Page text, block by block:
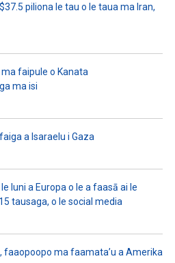
piliona le tau o le taua ma Iran,
faipule o Kanata
ma isi
a Isaraelu i Gaza
Iuni a Europa o le a faasā ai le
tausaga, o le social media
faaopoopo ma faamata’u a Amerika